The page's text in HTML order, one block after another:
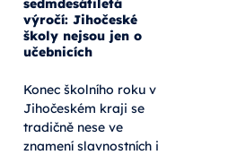
sedmdesátiletá
výročí: Jihočeské
školy nejsou jen o
učebnicích
Konec školního roku v
Jihočeském kraji se
tradičně nese ve
znamení slavnostních i